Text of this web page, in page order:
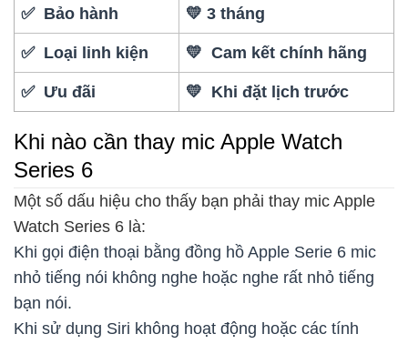
✅ Bảo hành 💛 3 tháng
✅ Loại linh kiện 💛 Cam kết chính hãng
✅ Ưu đãi 💛 Khi đặt lịch trước
Khi nào cần thay mic Apple Watch
Series 6
Một số dấu hiệu cho thấy bạn phải thay mic Apple
Watch Series 6 là:
Khi gọi điện thoại bằng đồng hồ Apple Serie 6 mic
nhỏ tiếng nói không nghe hoặc nghe rất nhỏ tiếng
bạn nói.
Khi sử dụng Siri không hoạt động hoặc các tính